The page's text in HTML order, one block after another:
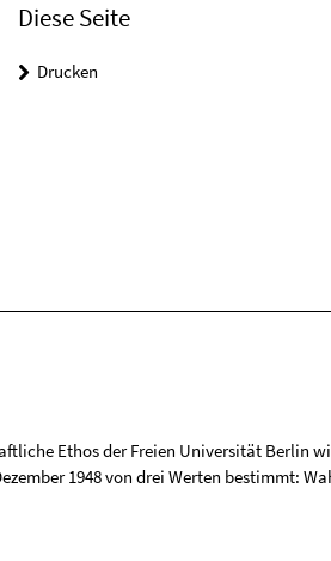
Diese Seite
Drucken
Ethos der Freien Universität Berlin
1948 von drei Werten bestimmt: